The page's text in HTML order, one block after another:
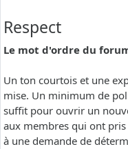
Respect
Le mot d'ordre du
Un ton courtois et une
mise. Un minimum de
suffit pour ouvrir un
aux membres qui ont
à une demande de